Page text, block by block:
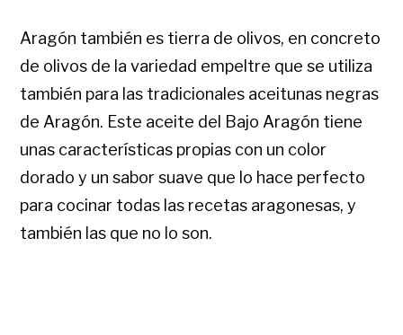
Aragón también es tierra de olivos, en concreto
de olivos de la variedad empeltre que se utiliza
también para las tradicionales aceitunas negras
de Aragón. Este aceite del Bajo Aragón tiene
unas características propias con un color
dorado y un sabor suave que lo hace perfecto
para cocinar todas las recetas aragonesas, y
también las que no lo son.